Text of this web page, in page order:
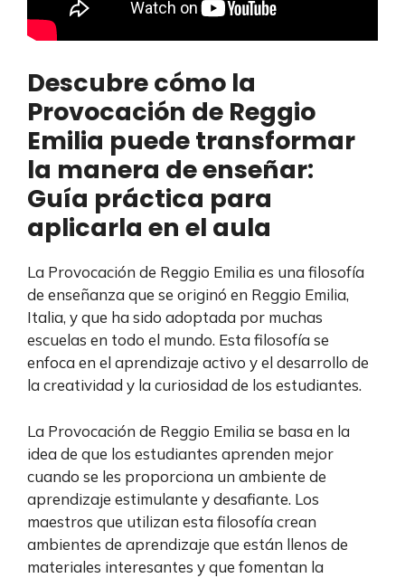
Descubre cómo la
Provocación de Reggio
Emilia puede transformar
la manera de enseñar:
Guía práctica para
aplicarla en el aula
La Provocación de Reggio Emilia es una filosofía
de enseñanza que se originó en Reggio Emilia,
Italia, y que ha sido adoptada por muchas
escuelas en todo el mundo. Esta filosofía se
enfoca en el aprendizaje activo y el desarrollo de
la creatividad y la curiosidad de los estudiantes.
La Provocación de Reggio Emilia se basa en la
idea de que los estudiantes aprenden mejor
cuando se les proporciona un ambiente de
aprendizaje estimulante y desafiante. Los
maestros que utilizan esta filosofía crean
ambientes de aprendizaje que están llenos de
materiales interesantes y que fomentan la